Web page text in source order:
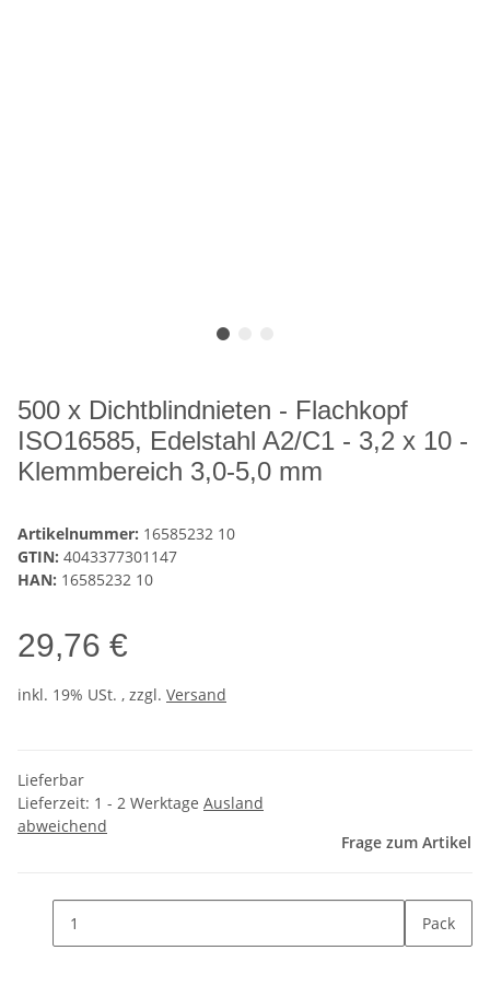
500 x Dichtblindnieten - Flachkopf
ISO16585, Edelstahl A2/C1 - 3,2 x 10 -
Klemmbereich 3,0-5,0 mm
Artikelnummer: 16585232 10
GTIN: 4043377301147
HAN: 16585232 10
29,76 €
inkl. 19% USt. , zzgl. Versand
Lieferbar
Lieferzeit: 1 - 2 Werktage Ausland
abweichend
Frage zum Artikel
Pack